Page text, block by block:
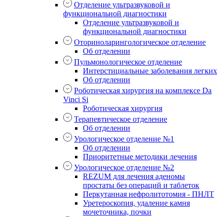
Отделение ультразвуковой и
функциональной диагностики
Отделение ультразвуковой и
функциональной диагностики
Оториноларингологическое отделение
Об отделении
Пульмонологическое отделение
Интерстициальные заболевания легких
Об отделении
Роботическая хирургия на комплексе Da
Vinci Si
Роботическая хирургия
Терапевтическое отделение
Об отделении
Урологическое отделение №1
Об отделении
Приоритетные методики лечения
Урологическое отделение №2
REZUM для лечения аденомы
простаты без операций и таблеток
Перкутанная нефролитотомия - ПНЛТ
Уретероскопия, удаление камня
мочеточника, почки